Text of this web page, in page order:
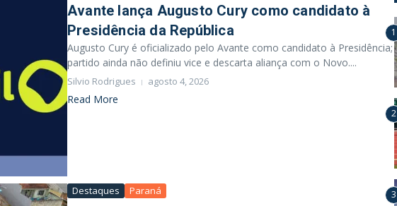
Avante lança Augusto Cury como candidato à
Presidência da República
Augusto Cury é oficializado pelo Avante como candidato à Presidência;
partido ainda não definiu vice e descarta aliança com o Novo....
Silvio Rodrigues agosto 4, 2026
Read More
Destaques Paraná
1
2
3